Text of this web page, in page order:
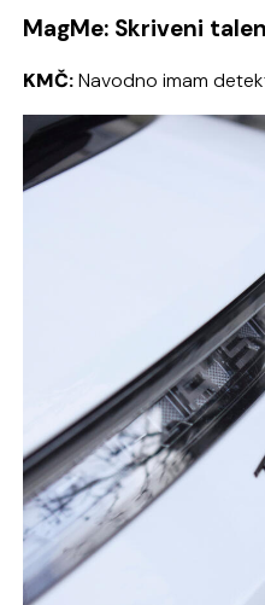
MagMe: Skriveni
KMČ:Navodno imam